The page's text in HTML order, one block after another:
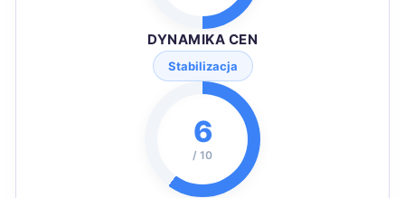
DYNAMIKA CEN
Stabilizacja
6
/ 10